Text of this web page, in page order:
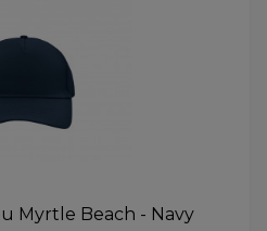
Myrtle Beach - Navy